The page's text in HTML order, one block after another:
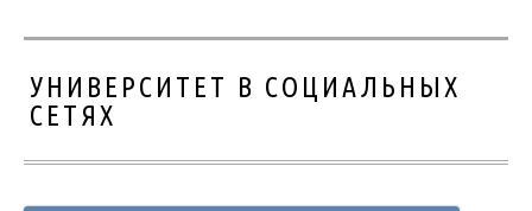
УНИВЕРСИТЕТ В СОЦИАЛЬНЫХ
СЕТЯХ